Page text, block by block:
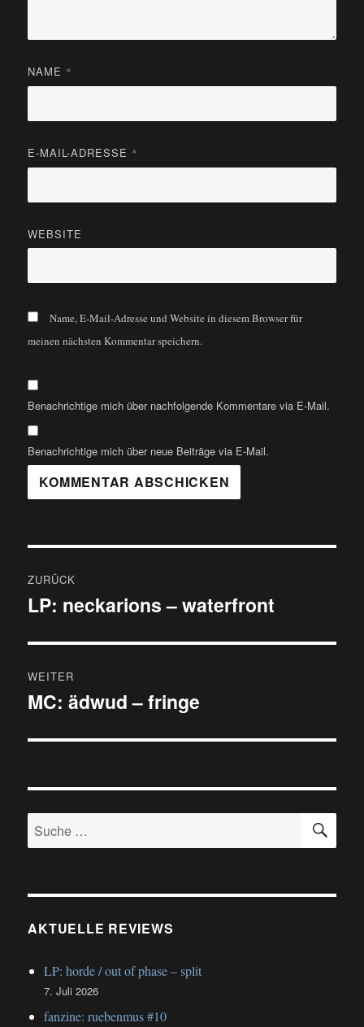
NAME *
E-MAIL-ADRESSE *
WEBSITE
Name, E-Mail-Adresse und Website in diesem Browser für
meinen nächsten Kommentar speichern.
Benachrichtige mich über nachfolgende Kommentare via E-Mail.
Benachrichtige mich über neue Beiträge via E-Mail.
ZURÜCK
Vorheriger
LP: neckarions – waterfront
WEITER
Nächster
MC: ädwud – fringe
Suche
nach:
AKTUELLE REVIEWS
LP: horde / out of phase – split
7. Juli 2026
fanzine: ruebenmus #10